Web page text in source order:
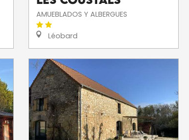
AMUEBLADOS Y ALBERGUES
Léobard